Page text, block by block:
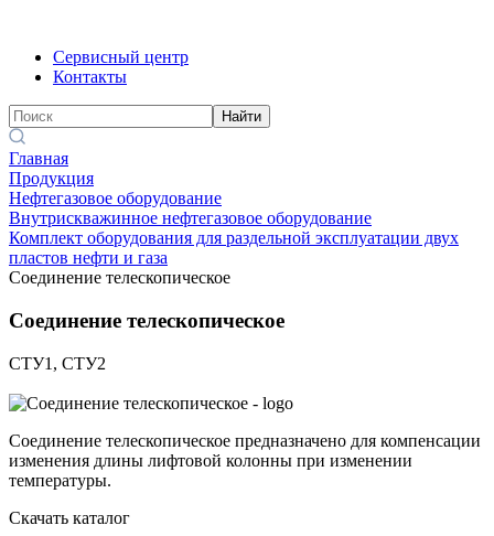
Сервисный центр
Контакты
Найти
Главная
Продукция
Нефтегазовое оборудование
Внутрискважинное нефтегазовое оборудование
Комплект оборудования для раздельной эксплуатации двух
пластов нефти и газа
Соединение телескопическое
Соединение телескопическое
СТУ1, СТУ2
Соединение телескопическое предназначено для компенсации
изменения длины лифтовой колонны при изменении
температуры.
Скачать каталог